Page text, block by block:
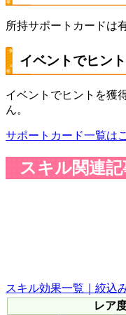
所持サポートカードは
イベントでヒン
イベントでヒントを獲
ん。
サポートカード一覧は
スキル関連記
スキル効果一覧｜絞込
レア